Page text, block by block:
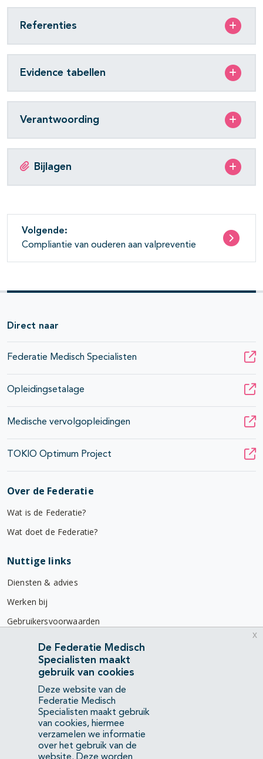
Referenties
Evidence tabellen
Verantwoording
Bijlagen
Volgende:
Compliantie van ouderen aan valpreventie
Direct naar
Federatie Medisch Specialisten
Opleidingsetalage
Medische vervolgopleidingen
TOKIO Optimum Project
Over de Federatie
Wat is de Federatie?
Wat doet de Federatie?
Nuttige links
Diensten & advies
Werken bij
Gebruikersvoorwaarden
Privacyverklaring
Contact
Mercatorlaan 1200
3528 BL Utrecht
(088) 505 34 34
info@richtlijnendatabase.nl
De Federatie Medisch
Specialisten maakt
gebruik van cookies
Deze website van de
Federatie Medisch
Specialisten maakt gebruik
van cookies, hiermee
verzamelen we informatie
over het gebruik van de
x